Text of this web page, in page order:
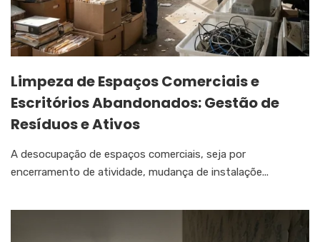
Limpeza de Espaços Comerciais e
Escritórios Abandonados: Gestão de
Resíduos e Ativos
A desocupação de espaços comerciais, seja por
encerramento de atividade, mudança de instalaçõe...